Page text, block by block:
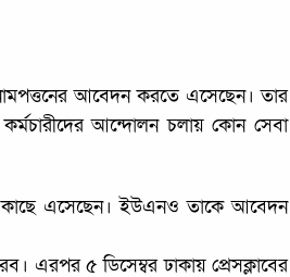
আবেদন করতে এসেছেন। তার
কর্মচারীদের আন্দোলন চলায় কোন সেবা
কাছে এসেছেন। ইউএনও তাকে আবেদন
এরপর ৫ ডিসেম্বর ঢাকায় প্রেসক্লাবের